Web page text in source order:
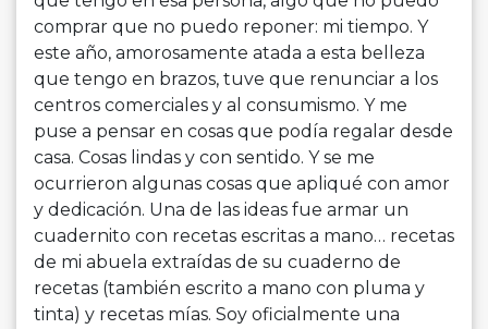
comprar que no puedo reponer: mi tiempo. Y
este año, amorosamente atada a esta belleza
que tengo en brazos, tuve que renunciar a los
centros comerciales y al consumismo. Y me
puse a pensar en cosas que podía regalar desde
casa. Cosas lindas y con sentido. Y se me
ocurrieron algunas cosas que apliqué con amor
y dedicación. Una de las ideas fue armar un
cuadernito con recetas escritas a mano… recetas
de mi abuela extraídas de su cuaderno de
recetas (también escrito a mano con pluma y
tinta) y recetas mías. Soy oficialmente una